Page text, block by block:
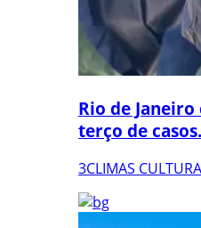
Rio de
terço de
3CLIMAS CULTURA